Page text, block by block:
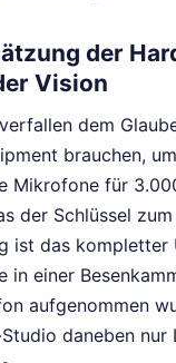
der
Vision
dem
brauchen,
Mikrofone für
der Schlüssel
ist das kompletter
in einer
aufgenommen
daneben nur